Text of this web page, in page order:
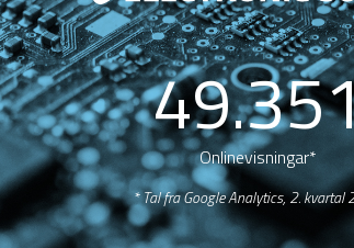
Onlinevisningar*
* Tal fra Google Analytics, 2. kvartal